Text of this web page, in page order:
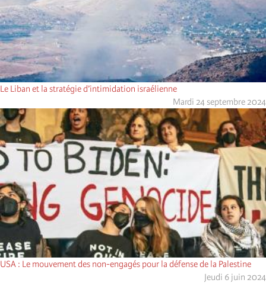
Le Liban et la stratégie d’intimidation israélienne
Mardi 24 septembre 2024
USA : Le mouvement des non-engagés pour la défense de la Palestine
Jeudi 6 juin 2024